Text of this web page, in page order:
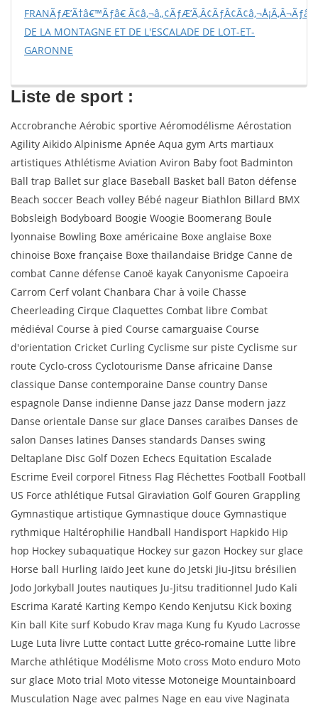
FRANÃƒÆ’Ã†â€™Ãƒâ€
DE LA MONTAGNE ET DE L'ESCALADE DE LOT-ET-
GARONNE
Liste de sport :
Accrobranche Aérobic sportive Aéromodélisme Aérostation
Agility Aikido Alpinisme Apnée Aqua gym Arts martiaux
artistiques Athlétisme Aviation Aviron Baby foot Badminton
Ball trap Ballet sur glace Baseball Basket ball Baton défense
Beach soccer Beach volley Bébé nageur Biathlon Billard BMX
Bobsleigh Bodyboard Boogie Woogie Boomerang Boule
lyonnaise Bowling Boxe américaine Boxe anglaise Boxe
chinoise Boxe française Boxe thaïlandaise Bridge Canne de
combat Canne défense Canoë kayak Canyonisme Capoeira
Carrom Cerf volant Chanbara Char à voile Chasse
Cheerleading Cirque Claquettes Combat libre Combat
médiéval Course à pied Course camarguaise Course
d'orientation Cricket Curling Cyclisme sur piste Cyclisme sur
route Cyclo-cross Cyclotourisme Danse africaine Danse
classique Danse contemporaine Danse country Danse
espagnole Danse indienne Danse jazz Danse modern jazz
Danse orientale Danse sur glace Danses caraïbes Danses de
salon Danses latines Danses standards Danses swing
Deltaplane Disc Golf Dozen Echecs Equitation Escalade
Escrime Eveil corporel Fitness Flag Fléchettes Football Football
US Force athlétique Futsal Giraviation Golf Gouren Grappling
Gymnastique artistique Gymnastique douce Gymnastique
rythmique Haltérophilie Handball Handisport Hapkido Hip
hop Hockey subaquatique Hockey sur gazon Hockey sur glace
Horse ball Hurling Iaïdo Jeet kune do Jetski Jiu-Jitsu brésilien
Jodo Jorkyball Joutes nautiques Ju-Jitsu traditionnel Judo Kali
Escrima Karaté Karting Kempo Kendo Kenjutsu Kick boxing
Kin ball Kite surf Kobudo Krav maga Kung fu Kyudo Lacrosse
Luge Luta livre Lutte contact Lutte gréco-romaine Lutte libre
Marche athlétique Modélisme Moto cross Moto enduro Moto
sur glace Moto trial Moto vitesse Motoneige Mountainboard
Musculation Nage avec palmes Nage en eau vive Naginata